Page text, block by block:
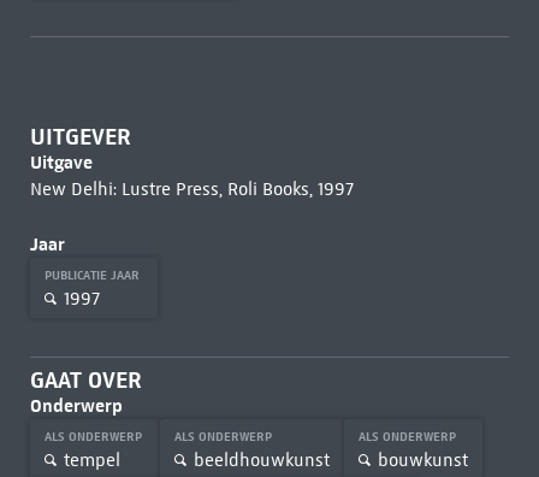
UITGEVER
Uitgave
New Delhi: Lustre Press, Roli Books, 1997
Jaar
PUBLICATIE JAAR
1997
GAAT OVER
Onderwerp
ALS ONDERWERP
tempel
ALS ONDERWERP
beeldhouwkunst
ALS ONDERWERP
bouwkunst